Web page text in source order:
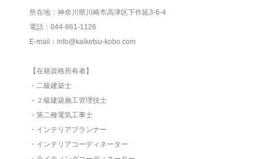
所在地：神奈川県川崎市高津区下作延3-6-4
電話：044-861-1126
E-mail：info@kaiketsu-kobo.com
【在籍資格所有者】
・二級建築士
・２級建築施工管理技士
・第二種電気工事士
・インテリアプランナー
・インテリアコーディネーター